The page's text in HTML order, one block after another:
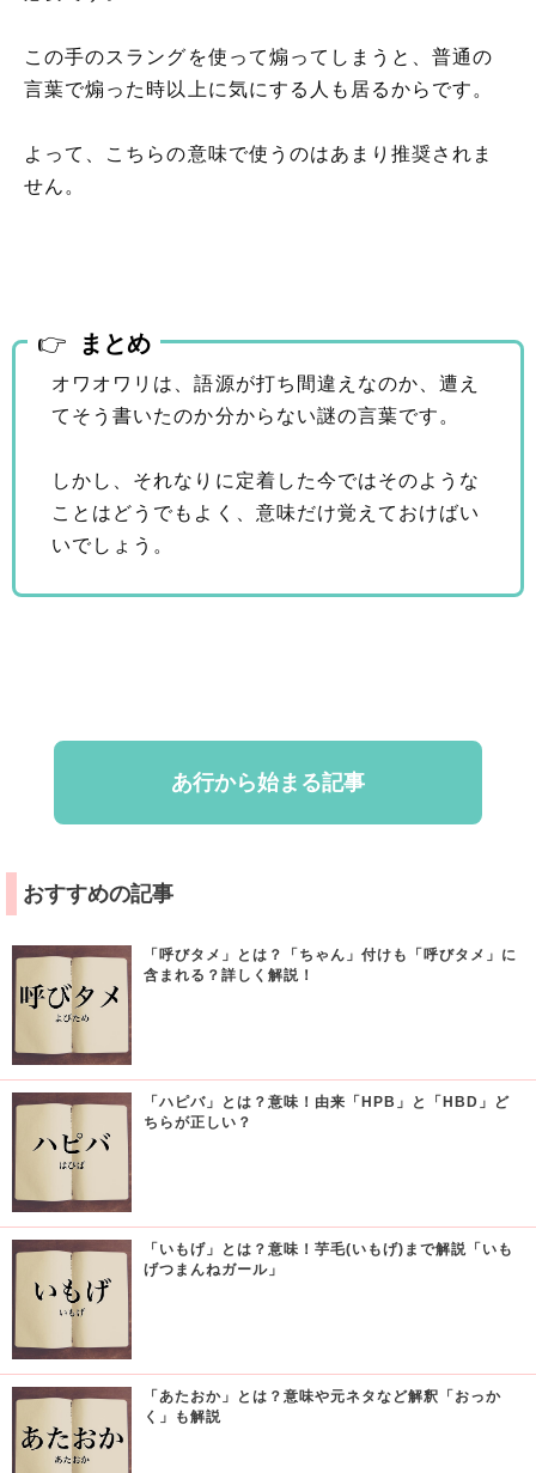
この手のスラングを使って煽ってしまうと、普通の
言葉で煽った時以上に気にする人も居るからです。
よって、こちらの意味で使うのはあまり推奨されま
せん。
まとめ
オワオワリは、語源が打ち間違えなのか、遭え
てそう書いたのか分からない謎の言葉です。
しかし、それなりに定着した今ではそのような
ことはどうでもよく、意味だけ覚えておけばい
いでしょう。
あ行から始まる記事
おすすめの記事
「呼びタメ」とは？「ちゃん」付けも「呼びタメ」に
含まれる？詳しく解説！
「ハピバ」とは？意味！由来「HPB」と「HBD」ど
ちらが正しい？
「いもげ」とは？意味！芋毛(いもげ)まで解説「いも
げつまんねガール」
「あたおか」とは？意味や元ネタなど解釈「おっか
く」も解説